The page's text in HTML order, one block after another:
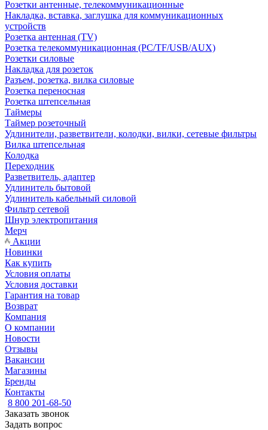
Розетки антенные, телекоммуникационные
Накладка, вставка, заглушка для коммуникационных
устройств
Розетка антенная (TV)
Розетка телекоммуникационная (PC/TF/USB/AUX)
Розетки силовые
Накладка для розеток
Разъем, розетка, вилка силовые
Розетка переносная
Розетка штепсельная
Таймеры
Таймер розеточный
Удлинители, разветвители, колодки, вилки, сетевые фильтры
Вилка штепсельная
Колодка
Переходник
Разветвитель, адаптер
Удлинитель бытовой
Удлинитель кабельный силовой
Фильтр сетевой
Шнур электропитания
Мерч
Акции
Новинки
Как купить
Условия оплаты
Условия доставки
Гарантия на товар
Возврат
Компания
О компании
Новости
Отзывы
Вакансии
Магазины
Бренды
Контакты
8 800 201-68-50
Заказать звонок
Задать вопрос